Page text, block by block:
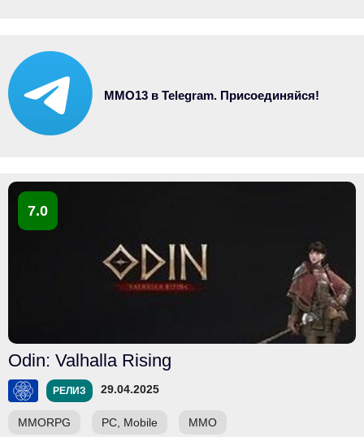
MMO13 в Telegram. Присоединяйся!
7.0
Odin: Valhalla Rising
РЕЛИЗ 29.04.2025
MMORPG PC, Mobile ММО